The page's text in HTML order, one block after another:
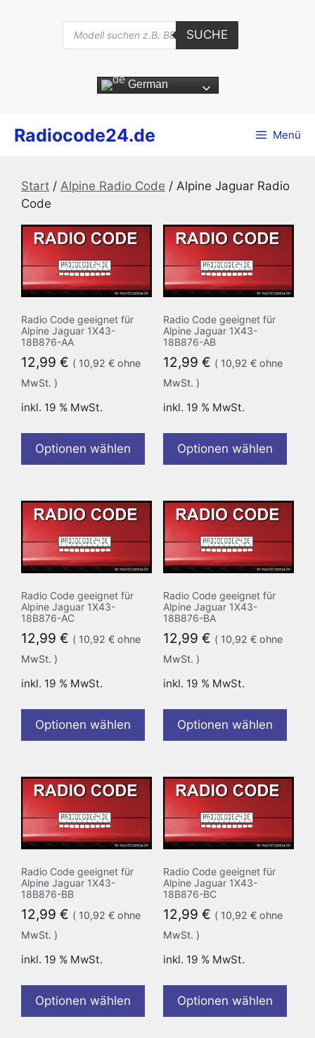
Products
search
SUCHE
German
Radiocode24.de Menü
Start / Alpine Radio Code / Alpine Jaguar Radio
Code
Radio Code geeignet für
Alpine Jaguar 1X43-
18B876-AA
12,99 € ( 10,92 € ohne
MwSt. )
inkl. 19 % MwSt.
Optionen wählen
Radio Code geeignet für
Alpine Jaguar 1X43-
18B876-AB
12,99 € ( 10,92 €ohne
MwSt. )
inkl. 19 % MwSt.
Optionen wählen
Radio Code geeignet für
Alpine Jaguar 1X43-
18B876-AC
12,99 € ( 10,92 € ohne
MwSt. )
inkl. 19 % MwSt.
Optionen wählen
Radio Code geeignet für
Alpine Jaguar 1X43-
18B876-BA
12,99 € ( 10,92 €ohne
MwSt. )
inkl. 19 % MwSt.
Optionen wählen
Radio Code geeignet für
Alpine Jaguar 1X43-
18B876-BB
12,99 € ( 10,92 € ohne
MwSt. )
inkl. 19 % MwSt.
Optionen wählen
Radio Code geeignet für
Alpine Jaguar 1X43-
18B876-BC
12,99 € ( 10,92 €ohne
MwSt. )
inkl. 19 % MwSt.
Optionen wählen